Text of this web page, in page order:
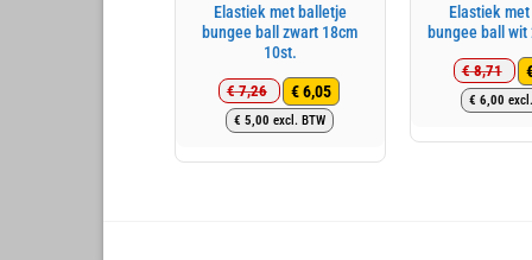
Elastiek met balletje
bungee ball zwart 18cm
10st.
€7,26
Oorspronkelijke
prijs
€6,05
Huidige
prijs
€ 5,00 excl. BTW
Elastiek
bungee ball wit
€8,71
€ 6,00